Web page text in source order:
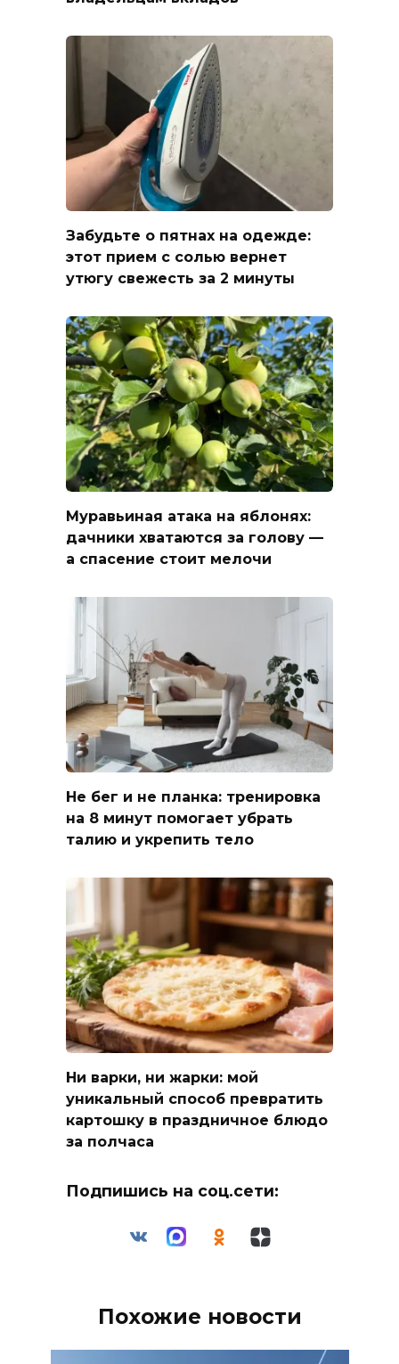
Забудьте о пятнах на одежде:
этот прием с солью вернет
утюгу свежесть за 2 минуты
Муравьиная атака на яблонях:
дачники хватаются за голову —
а спасение стоит мелочи
Не бег и не планка: тренировка
на 8 минут помогает убрать
талию и укрепить тело
Ни варки, ни жарки: мой
уникальный способ превратить
картошку в праздничное блюдо
за полчаса
Подпишись на соц.сети:
Похожие новости